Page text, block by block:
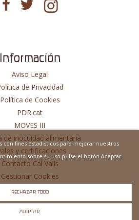
Información
Aviso Legal
de Privacidad
Política de Cookies
PDR.cat
MOVES III
de inocuidad alimentaria
y certificaciones
Contacto Cal Valls
Gestionar Cookies
Desarrollado Por
con fines estadisticos para mejorar nuestros
sobre su uso pulse el botón Aceptar.
RECHAZAR TODO
ACEPTAR